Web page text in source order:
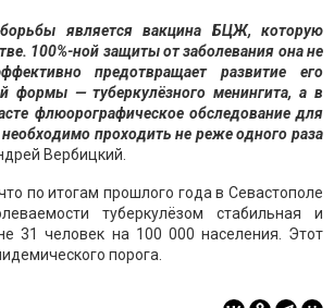
является вакцина БЦЖ, которую
100%-ной защиты от заболевания она не
предотвращает развитие его
формы — туберкулёзного менингита, а в
флюорографическое обследование для
проходить не реже одного раза
Вербицкий.
по итогам прошлого года в Севастополе
туберкулёзом стабильная и
31 человек на 100 000 населения. Этот
порога.